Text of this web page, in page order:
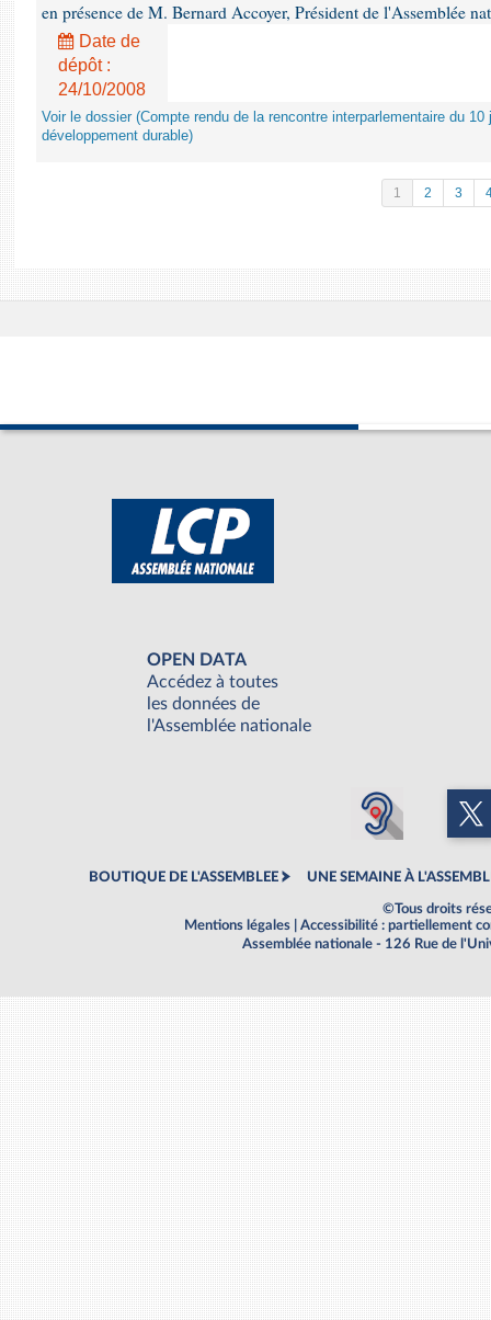
en présence de M. Bernard Accoyer, Président de l'Assemblée
Date de
dépôt :
24/10/2008
Voir le dossier (Compte rendu de la rencontre interparlementaire du
développement durable)
1 2 3
OPEN DATA
Accédez à toutes
les données de
l'Assemblée nationale
BOUTIQUE DE L'ASSEMBLEE UNE SEMAINE À
©Tous droits
Mentions légales
Accessibilité : partiellement
Assemblée nationale - 126 Rue de